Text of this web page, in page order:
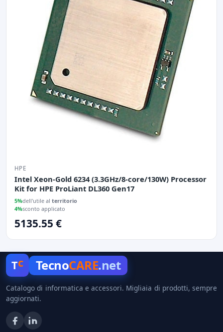
HPE
Intel Xeon-Gold 6234 (3.3GHz/8-core/130W) Processor
Kit for HPE ProLiant DL360 Gen17
5%dell'utile al territorio
4%sconto applicato
5135.55 €
Tc TecnoCARE.net
Catalogo di informatica e accessori. Migliaia di prodotti, sempre
aggiornati.